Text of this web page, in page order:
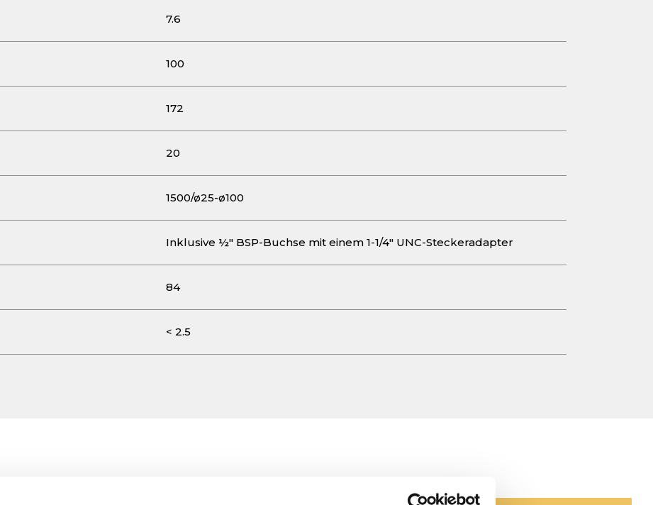
7.6
100
172
20
1500/ø25-ø100
Inklusive ½" BSP-Buchse mit einem 1-1/4" UNC-Steckeradapter
84
< 2.5